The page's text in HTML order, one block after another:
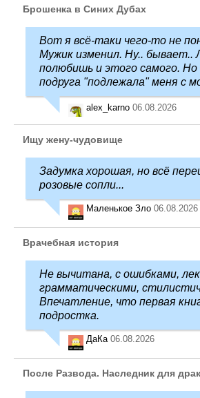
Брошенка в Синих Дубах
Вот я всё-таки чего-то не
Мужик изменил. Ну.. бывает..
полюбишь и этого самого.
подруга "подлежала" меня с
alex_karno 06.08.2026
Ищу жену-чудовище
Задумка хорошая, но всё
розовые сопли...
Маленькое Зло 06.08.2026
Врачебная история
Не вычитана, с ошибками,
грамматическими,
Впечатление, что первая
подростка.
ДаКа 06.08.2026
После Развода. Наследник для